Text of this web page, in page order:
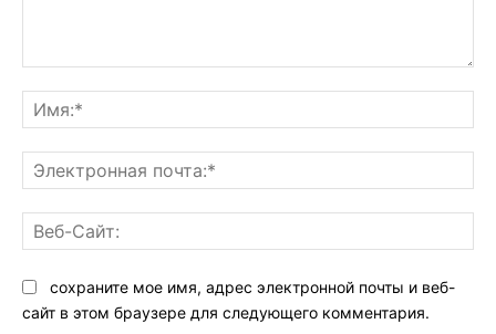
сохраните мое имя, адрес электронной почты и веб-
сайт в этом браузере для следующего комментария.